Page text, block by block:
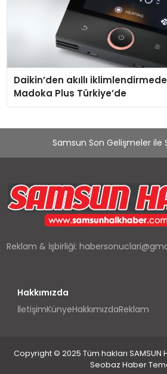
Daikin’den akıllı
Madoka Plus Türkiye’de
Samsun Son Gelişmeler ile
Reklam & İşbirliği:
Hakkımızda
İletişimKünyeHakkımızdaReklam
Copyright © 2025 Tüm hakları SAMSUN
Seobaz Haber